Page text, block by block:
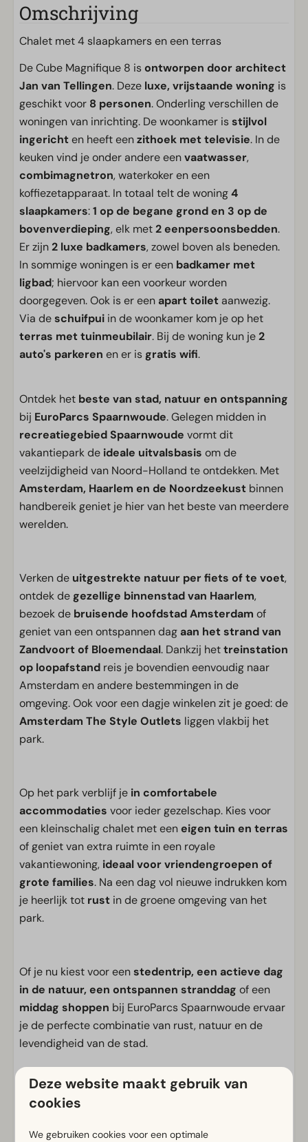
Omschrijving
Chalet met 4 slaapkamers en een terras
De Cube Magnifique 8 isontworpen door architect
Jan van Tellingen. Deze luxe, vrijstaande woning is
geschikt voor 8 personen. Onderling verschillen de
woningen van inrichting. De woonkamer isstijlvol
ingerichten heeft eenzithoek met televisie. In de
keuken vind je onder andere eenvaatwasser,
combimagnetron, waterkoker en een
koffiezetapparaat. In totaal telt de woning4
slaapkamers:1 op de begane grond en 3 op de
bovenverdieping, elk met2 eenpersoonsbedden.
Er zijn2 luxe badkamers, zowel boven als beneden.
In sommige woningen is er een badkamer met
ligbad; hiervoor kan een voorkeur worden
doorgegeven. Ook is er een apart toiletaanwezig.
Via deschuifpui in de woonkamer kom je op het
terras met tuinmeubilair. Bij de woning kun je2
auto's parkeren en er is gratis wifi.
Ontdek het beste van stad, natuur en ontspanning
bij EuroParcs Spaarnwoude. Gelegen midden in
recreatiegebied Spaarnwoude vormt dit
vakantiepark de ideale uitvalsbasis om de
veelzijdigheid van Noord-Holland te ontdekken. Met
Amsterdam, Haarlem en de Noordzeekust binnen
handbereik geniet je hier van het beste van meerdere
werelden.
Verken de uitgestrekte natuur per fiets of te voet,
ontdek de gezellige binnenstad van Haarlem,
bezoek de bruisende hoofdstad Amsterdam of
geniet van een ontspannen dag aan het strand van
Zandvoort of Bloemendaal. Dankzij hettreinstation
op loopafstand reis je bovendien eenvoudig naar
Amsterdam en andere bestemmingen in de
omgeving. Ook voor een dagje winkelen zit je goed: de
Amsterdam The Style Outlets liggen vlakbij het
park.
Op het park verblijf je in comfortabele
accommodaties voor ieder gezelschap. Kies voor
een kleinschalig chalet met eeneigen tuin en terras
of geniet van extra ruimte in een royale
vakantiewoning, ideaal voor vriendengroepen of
grote families. Na een dag vol nieuwe indrukken kom
je heerlijk tot rust in de groene omgeving van het
park.
Of je nu kiest voor eenstedentrip, een actieve dag
in de natuur, een ontspannen stranddag of een
middag shoppen bij EuroParcs Spaarnwoude ervaar
je de perfecte combinatie van rust, natuur en de
levendigheid van de stad.
Luxe en ruim interieur met architectonische
Grote living ideaal voor groepsgezelligheid
Deze website maakt gebruik van
cookies
We gebruiken cookies voor een optimale